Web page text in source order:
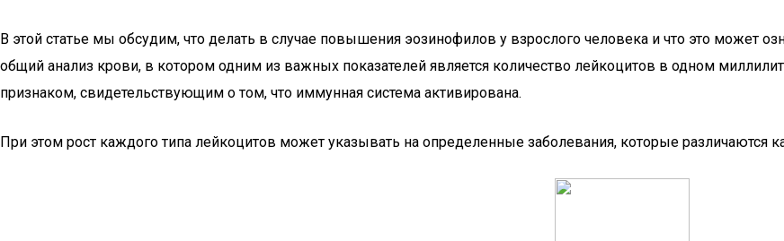
В этой статье мы обсудим, что делать в случае повышения эозинофилов у взрослого человека и что это может
общий анализ крови, в котором одним из важных показателей является количество лейкоцитов в одном
признаком, свидетельствующим о том, что иммунная система активирована.
При этом рост каждого типа лейкоцитов может указывать на определенные заболевания, которые